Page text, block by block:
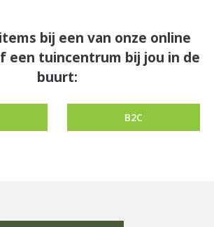
bij een van onze online
een tuincentrum bij jou in de
buurt:
B2C